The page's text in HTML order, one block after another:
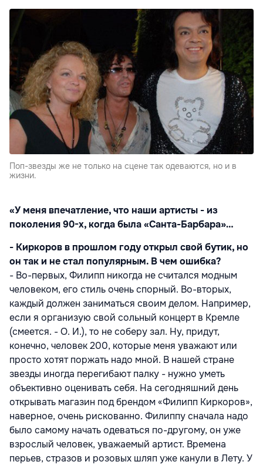
Поп-звезды же не только на сцене так одеваются, но и в
жизни.
«У меня впечатление, что наши артисты - из
поколения 90-х, когда была «Санта-Барбара»…
- Киркоров в прошлом году открыл свой бутик, но
он так и не стал популярным. В чем ошибка?
- Во-первых, Филипп никогда не считался модным
человеком, его стиль очень спорный. Во-вторых,
каждый должен заниматься своим делом. Например,
если я организую свой сольный концерт в Кремле
(смеется. - О. И.), то не соберу зал. Ну, придут,
конечно, человек 200, которые меня уважают или
просто хотят поржать надо мной. В нашей стране
звезды иногда перегибают палку - нужно уметь
объективно оценивать себя. На сегодняшний день
открывать магазин под брендом «Филипп Киркоров»,
наверное, очень рискованно. Филиппу сначала надо
было самому начать одеваться по-другому, он уже
взрослый человек, уважаемый артист. Времена
перьев, стразов и розовых шляп уже канули в Лету. У